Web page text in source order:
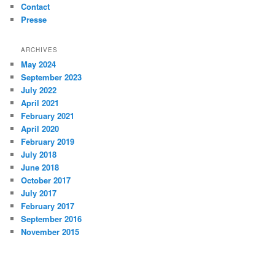
Contact
Presse
ARCHIVES
May 2024
September 2023
July 2022
April 2021
February 2021
April 2020
February 2019
July 2018
June 2018
October 2017
July 2017
February 2017
September 2016
November 2015